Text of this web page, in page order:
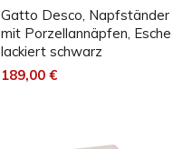
Gatto Desco, Napfständer
mit Porzellannäpfen, Esche
lackiert schwarz
189,00 €